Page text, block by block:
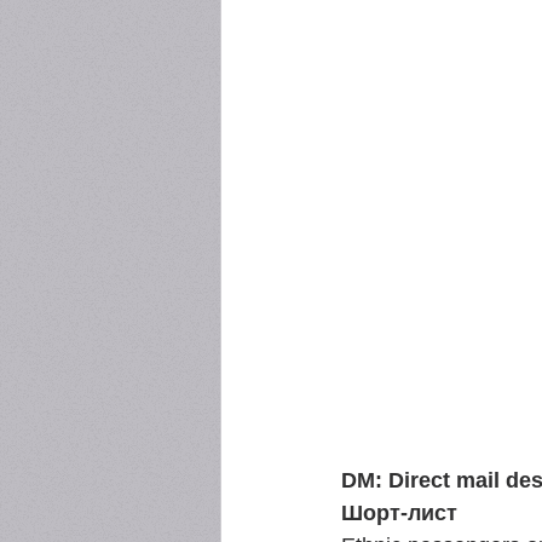
DM: Direct mail
Шорт-лист